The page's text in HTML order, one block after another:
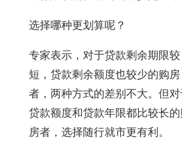
选择哪种更划算呢？
专家表示，对于贷款剩余期限较
短，贷款剩余额度也较少的购房
者，两种方式的差别不大。但
贷款额度和贷款年限都比较长的
房者，选择随行就市更有利。